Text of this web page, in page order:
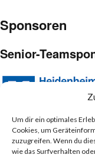
Um dir ein optimales
Cookies, um
zuzugreifen. Wenn du
wie das Surfverhalten
Sponsoren
Senior-
Junior-